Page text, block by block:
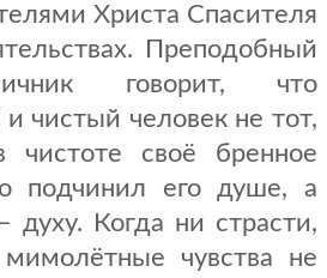
Христа Спасителя
Преподобный
говорит, что
чистый человек не тот,
чистоте своё бренное
подчинил его душе, а
духу. Когда ни страсти,
чувства не